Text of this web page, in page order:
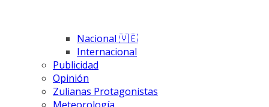
Nacional 🇻🇪
Internacional
Publicidad
Opinión
Zulianas Protagonistas